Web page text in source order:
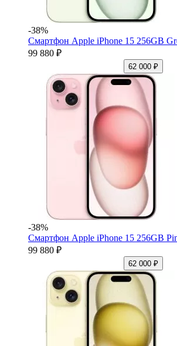
-38%
Смартфон Apple iPhone 15 256GB
99 880 ₽
62 000 ₽
-38%
Смартфон Apple iPhone 15 256GB
99 880 ₽
62 000 ₽